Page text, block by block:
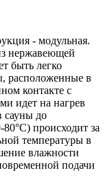
- модульная.
нержавеющей
быть легко
расположенные в
контакте с
идет на нагрев
сауны до
происходит за
температуры в
влажности
подачи